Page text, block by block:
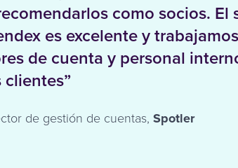
como socios.
es excelente y
de cuenta y personal
de gestión de cuentas, Spotler